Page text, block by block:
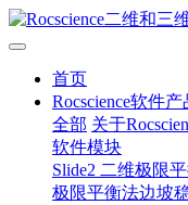
首页
Rocscience软件产
全部 关于
软件模块
Slide2 二维极限
极限平衡法边坡